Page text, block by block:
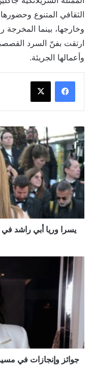
الثقافي المتنوع
وخارجها، بينما المخرجة
ارتقت بفنّ السرد القصصي
وأعمالها الجريئة.
يسرا
وريا
أبي
راشد
في
عرض
فيلم
"Mission:
Impossible
جوائز
وإنجازات
"المرأة
في
السينما"
جوائز وإنجازات في